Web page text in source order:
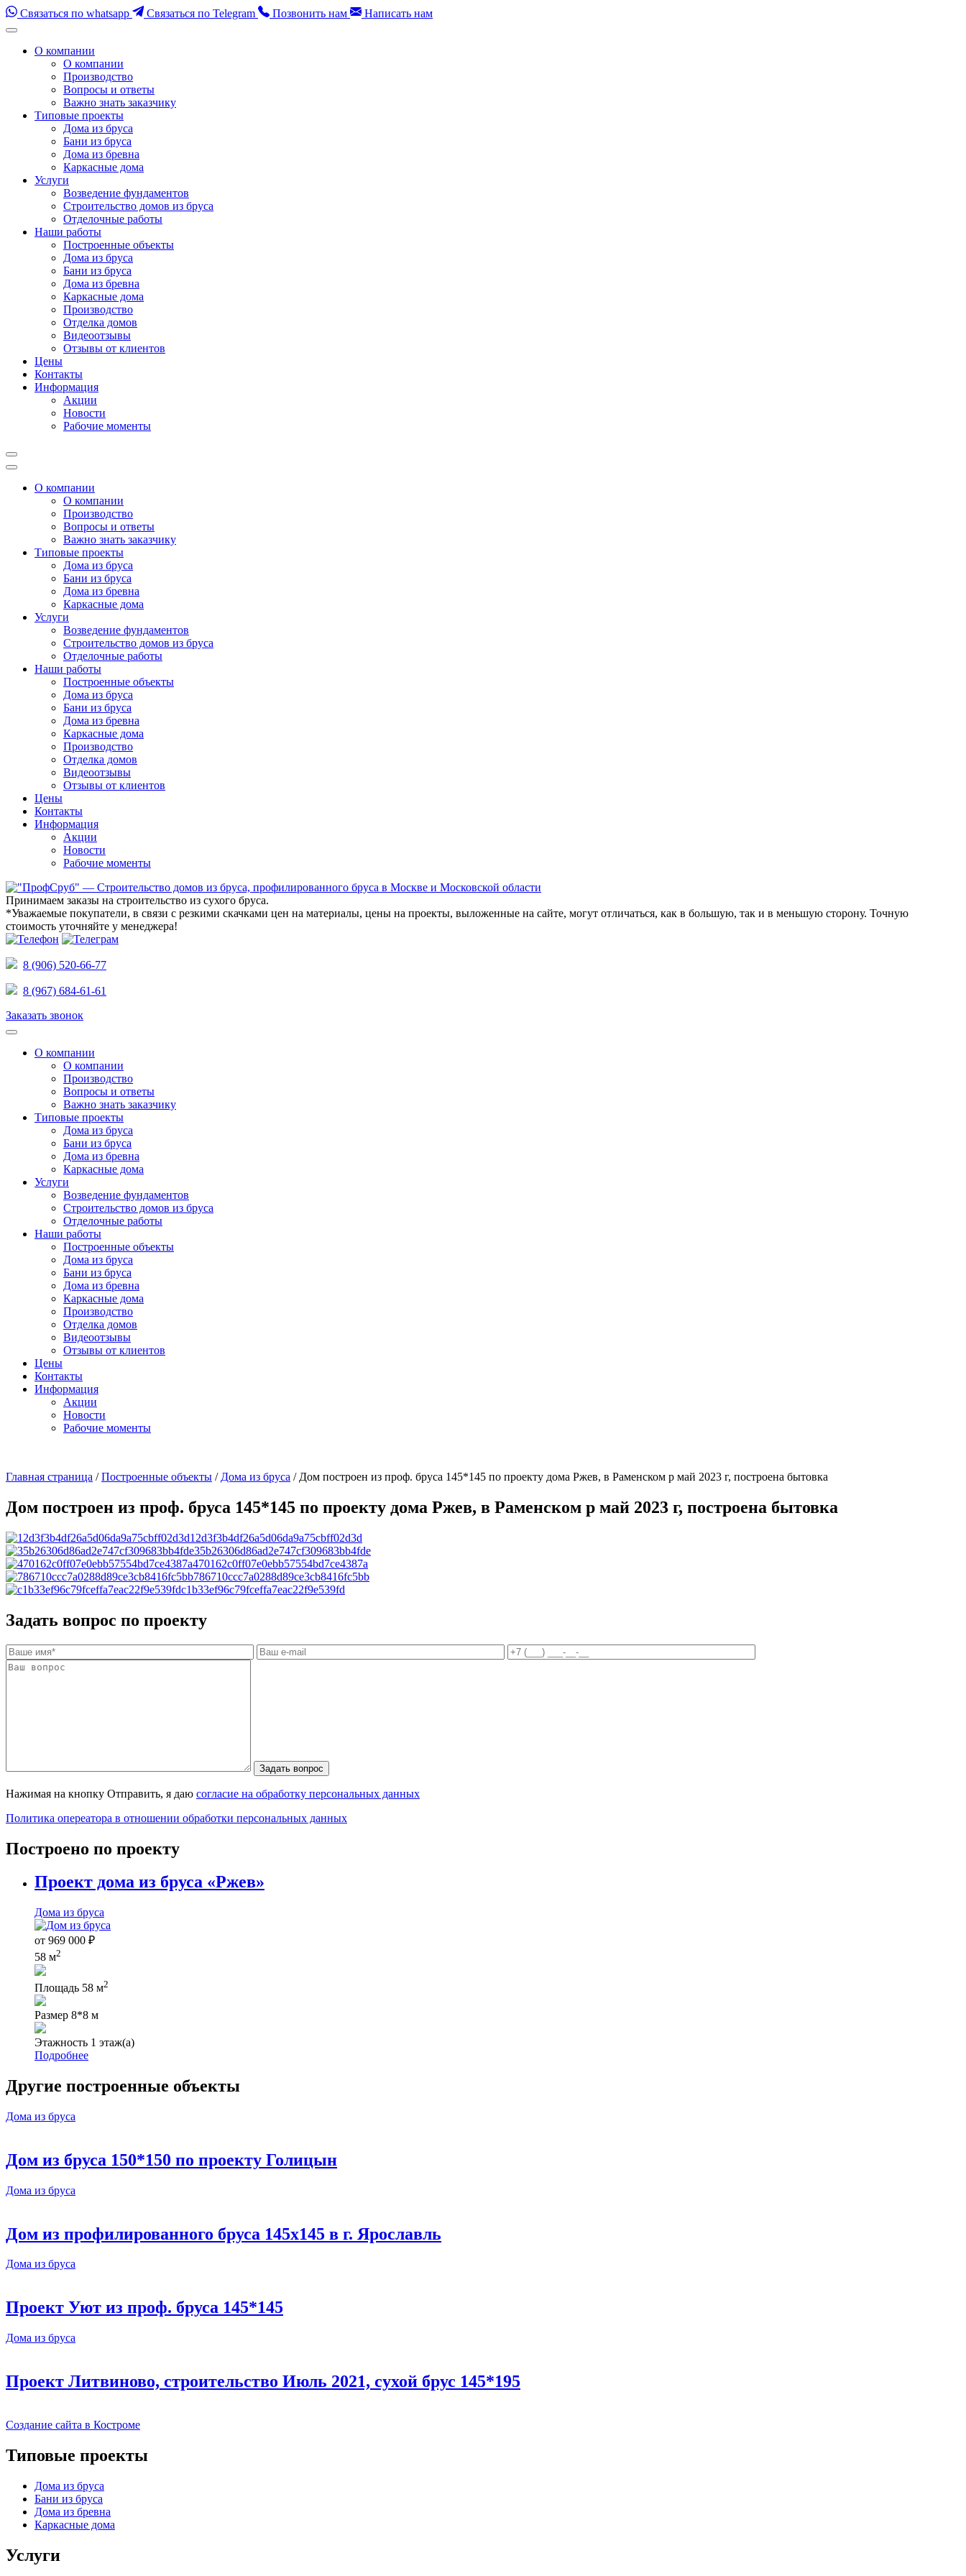
Связаться по whatsapp Связаться по Telegram Позвонить нам
Написать нам
Перейти
содержимому
(нажмите
О компании
О компании
Производство
Вопросы и ответы
Важно знать заказчику
Типовые проекты
Дома из бруса
Бани из бруса
Дома из бревна
Каркасные дома
Услуги
Возведение фундаментов
Строительство домов из бруса
Отделочные работы
Наши работы
Построенные объекты
Дома из бруса
Бани из бруса
Дома из бревна
Каркасные дома
Производство
Отделка домов
Видеоотзывы
Отзывы от клиентов
Цены
Контакты
Информация
Акции
Новости
Рабочие моменты
О компании
О компании
Производство
Вопросы и ответы
Важно знать заказчику
Типовые проекты
Дома из бруса
Бани из бруса
Дома из бревна
Каркасные дома
Услуги
Возведение фундаментов
Строительство домов из бруса
Отделочные работы
Наши работы
Построенные объекты
Дома из бруса
Бани из бруса
Дома из бревна
Каркасные дома
Производство
Отделка домов
Видеоотзывы
Отзывы от клиентов
Цены
Контакты
Информация
Акции
Новости
Рабочие моменты
Принимаем заказы на строительство из сухого бруса.
*Уважаемые покупатели, в связи с резкими скачками цен на материалы, цены на проекты, выложенные на сайте, могут отличаться, как в большую, так и в меньшую сторону. Точную
стоимость уточняйте у менеджера!
8 (906) 520-66-77
8 (967) 684-61-61
Заказать звонок
О компании
О компании
Производство
Вопросы и ответы
Важно знать заказчику
Типовые проекты
Дома из бруса
Бани из бруса
Дома из бревна
Каркасные дома
Услуги
Возведение фундаментов
Строительство домов из бруса
Отделочные работы
Наши работы
Построенные объекты
Дома из бруса
Бани из бруса
Дома из бревна
Каркасные дома
Производство
Отделка домов
Видеоотзывы
Отзывы от клиентов
Цены
Контакты
Информация
Акции
Новости
Рабочие моменты
Главная страница /Построенные объекты / Дома из бруса / Дом построен из проф. бруса 145*145 по проекту дома Ржев, в Раменском р май 2023 г, построена бытовка
Дом построен из проф. бруса 145*145 по проекту дома Ржев, в Раменском р май 2023 г, построена бытовка
12d3f3b4df26a5d06da9a75cbff02d3d
35b26306d86ad2e747cf309683bb4fde
470162c0ff07e0ebb57554bd7ce4387a
786710ccc7a0288d89ce3cb8416fc5bb
c1b33ef96c79fceffa7eac22f9e539fd
Задать вопрос по проекту
Нажимая на кнопку Отправить, я даю согласие на обработку персональных данных
Политика опереатора в отношении обработки персональных данных
Построено по проекту
Проект дома из бруса «Ржев»
Дома из бруса
от 969 000 ₽
58 м2
Площадь 58 м2
Размер 8*8 м
Этажность 1 этаж(а)
Подробнее
Другие построенные объекты
Дома из бруса
Дом из бруса 150*150 по проекту Голицын
Дома из бруса
Дом из профилированного бруса 145х145 в г. Ярославль
Дома из бруса
Проект Уют из проф. бруса 145*145
Дома из бруса
Проект Литвиново, строительство Июль 2021, сухой брус 145*195
Создание сайта в Костроме
Типовые проекты
Дома из бруса
Бани из бруса
Дома из бревна
Каркасные дома
Услуги